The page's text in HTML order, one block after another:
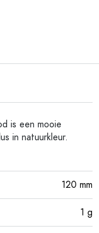
is een mooie
in natuurkleur.
120 mm
1 g